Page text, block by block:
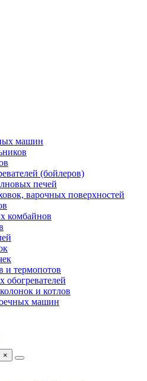
машин
(бойлеров)
печей
варочных поверхностей
комбайнов
и термопотов
обогревателей
и котлов
машин
×